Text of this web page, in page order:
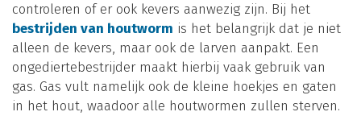
controleren of er ook kevers aanwezig zijn. Bij het
bestrijden van houtworm is het belangrijk dat je niet
alleen de kevers, maar ook de larven aanpakt. Een
ongediertebestrijder maakt hierbij vaak gebruik van
gas. Gas vult namelijk ook de kleine hoekjes en gaten
in het hout, waadoor alle houtwormen zullen sterven.